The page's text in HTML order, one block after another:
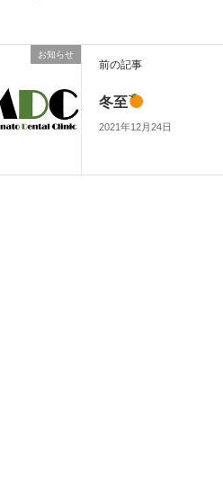
お知らせ
前の記事
冬至
2021年12月24日